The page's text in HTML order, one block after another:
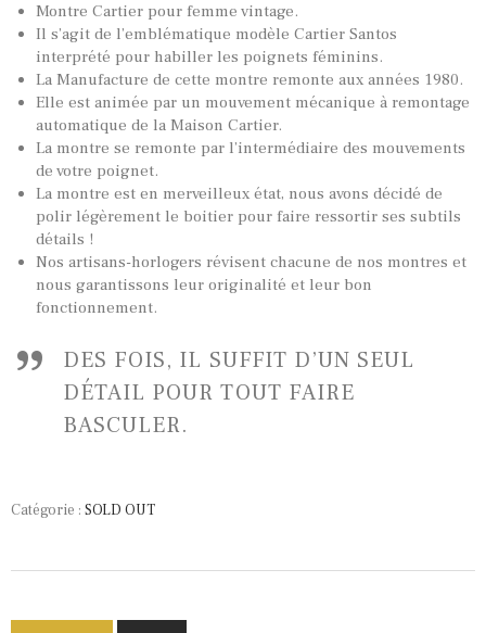
TOUTES NOS VINTAGES
MONTRES PAR HISTOIRES
PANIER
Montre Cartier pour femme vintage.
Il s’agit de l’emblématique modèle Cartier Santos
interprété pour habiller les poignets féminins.
La Manufacture de cette montre remonte aux années 1980.
Elle est animée par un mouvement mécanique à remontage
automatique de la Maison Cartier.
La montre se remonte par l’intermédiaire des mouvements
de votre poignet.
La montre est en merveilleux état, nous avons décidé de
polir légèrement le boitier pour faire ressortir ses subtils
détails !
Nos artisans-horlogers révisent chacune de nos montres et
nous garantissons leur originalité et leur bon
fonctionnement.
DES FOIS, IL SUFFIT D’UN SEUL
DÉTAIL POUR TOUT FAIRE
BASCULER.
Catégorie : SOLD OUT